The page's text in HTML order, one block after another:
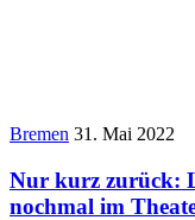
Bremen 31. Mai 2022
Nur kurz zurück:
nochmal im